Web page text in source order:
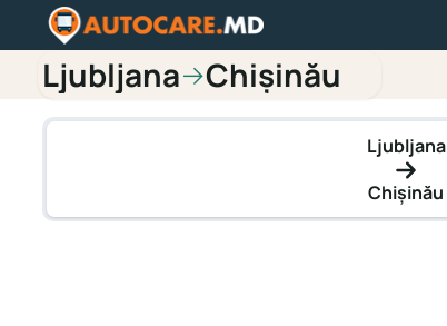
Ljubljana→Chișinău
Ljubljana
Chișinău